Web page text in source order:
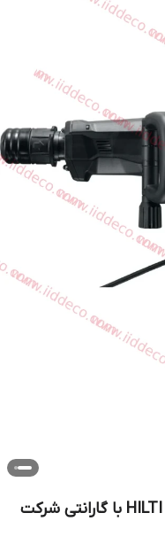
چکش پیکور هیلتی HILTI TE 1000-AVR با گارانتی شرکت